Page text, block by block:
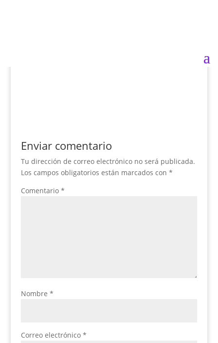
Enviar comentario
Tu dirección de correo electrónico no será publicada.
Los campos obligatorios están marcados con *
Comentario *
Nombre *
Correo electrónico *